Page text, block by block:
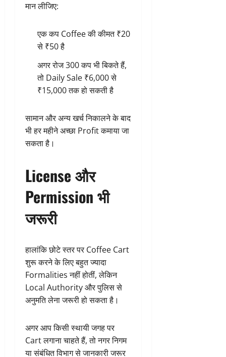
मान लीजिए:
एक कप Coffee की कीमत ₹20
से ₹50 है
अगर रोज 300 कप भी बिकते हैं,
तो Daily Sale ₹6,000 से
₹15,000 तक हो सकती है
सामान और अन्य खर्च निकालने के बाद
भी हर महीने अच्छा Profit कमाया जा
सकता है।
License और
Permission भी
जरूरी
हालांकि छोटे स्तर पर Coffee Cart
शुरू करने के लिए बहुत ज्यादा
Formalities नहीं होतीं, लेकिन
Local Authority और पुलिस से
अनुमति लेना जरूरी हो सकता है।
अगर आप किसी स्थायी जगह पर
Cart लगाना चाहते हैं, तो नगर निगम
या संबंधित विभाग से जानकारी जरूर